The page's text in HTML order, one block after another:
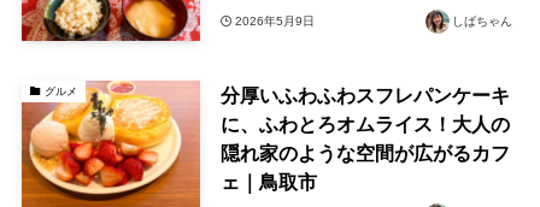
2026年5月9日 しばちゃん
グルメ
分厚いふわふわスフレパンケーキ
に、ふわとろオムライス！大人の
隠れ家のような空間が広がるカフ
ェ｜鳥取市